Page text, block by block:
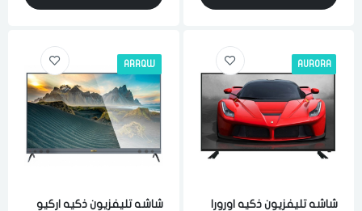
AURORA
شاشه تليفزيون ذكيه اورورا
ARRQW
شاشه تليفزيون ذكيه اركيو